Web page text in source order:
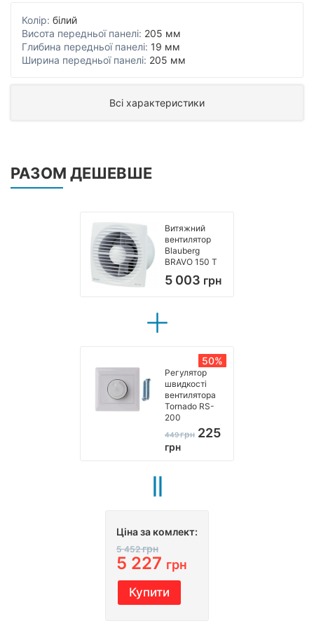
Колір: білий
Висота передньої панелі: 205 мм
Глибина передньої панелі: 19 мм
Ширина передньої панелі: 205 мм
Всі характеристики
РАЗОМ ДЕШЕВШЕ
Витяжний
вентилятор
Blauberg
BRAVO 150 T
5 003 грн
50%
Регулятор
швидкості
вентилятора
Tornado RS-
200
449грн 225
грн
Ціна за комлект:
5 452грн
5 227 грн
Купити